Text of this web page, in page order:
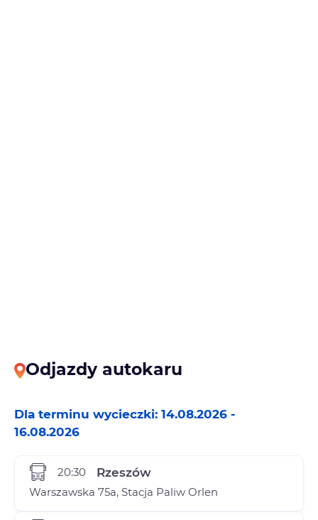
Odjazdy autokaru
Dla terminu wycieczki: 14.08.2026 -
16.08.2026
20:30 Rzeszów
Warszawska 75a, Stacja Paliw Orlen